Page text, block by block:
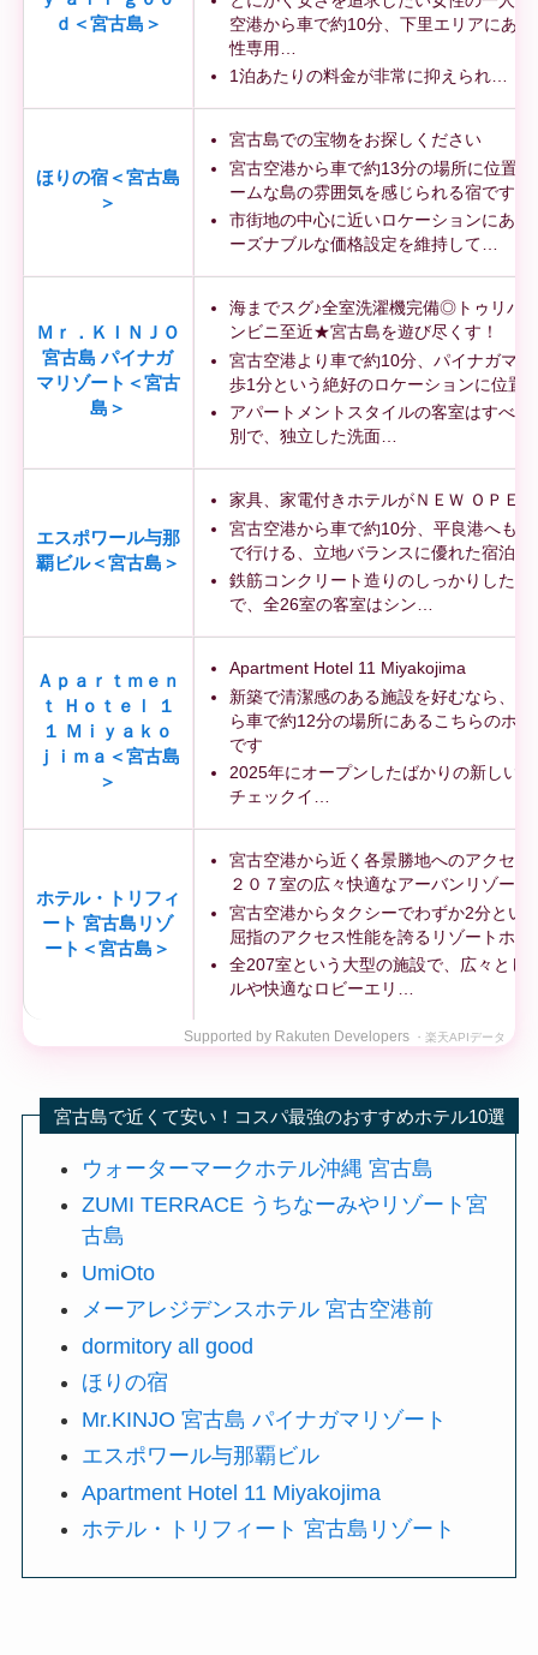
ｄ＜宮古島＞
空港から車で約10分、下里エリアにあ
性専用…
1泊あたりの料金が非常に抑えられ…
ほりの宿＜宮古島
＞
宮古島での宝物をお探しください
宮古空港から車で約13分の場所に位置
ームな島の雰囲気を感じられる宿です
市街地の中心に近いロケーションにあり
ーズナブルな価格設定を維持して…
Ｍｒ．ＫＩＮＪＯ
宮古島 パイナガ
マリゾート＜宮古
島＞
海までスグ♪全室洗濯機完備◎トゥリバ
ンビニ至近★宮古島を遊び尽くす！
宮古空港より車で約10分、パイナガマ
歩1分という絶好のロケーションに位置
アパートメントスタイルの客室はすべて
別で、独立した洗面…
エスポワール与那
覇ビル＜宮古島＞
家具、家電付きホテルがＮＥＷ ＯＰＥ
宮古空港から車で約10分、平良港へも
で行ける、立地バランスに優れた宿泊施
鉄筋コンクリート造りのしっかりしたビ
で、全26室の客室はシン…
Ａｐａｒｔｍｅｎ
ｔ Ｈｏｔｅｌ １
１ Ｍｉｙａｋｏ
ｊｉｍａ＜宮古島
＞
Apartment Hotel 11 Miyakojima
新築で清潔感のある施設を好むなら、宮
ら車で約12分の場所にあるこちらのホ
です
2025年にオープンしたばかりの新しい
チェックイ…
ホテル・トリフィ
ート 宮古島リゾ
ート＜宮古島＞
宮古空港から近く各景勝地へのアクセス
２０７室の広々快適なアーバンリゾート
宮古空港からタクシーでわずか2分とい
屈指のアクセス性能を誇るリゾートホテ
全207室という大型の施設で、広々とし
ルや快適なロビーエリ…
Supported by Rakuten Developers ・楽天APIデータ
宮古島で近くて安い！コスパ最強のおすすめホテル10選
ウォーターマークホテル沖縄 宮古島
ZUMI TERRACE うちなーみやリゾート宮
古島
UmiOto
メーアレジデンスホテル 宮古空港前
dormitory all good
ほりの宿
Mr.KINJO 宮古島 パイナガマリゾート
エスポワール与那覇ビル
Apartment Hotel 11 Miyakojima
ホテル・トリフィート 宮古島リゾート